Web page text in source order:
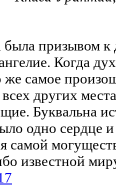
была призывом
Когда
же самое
других
Буквальна
одно сердце
самой
известной